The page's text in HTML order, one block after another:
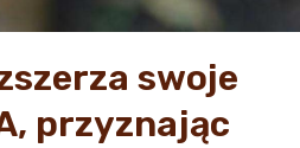
swoje
przyznając